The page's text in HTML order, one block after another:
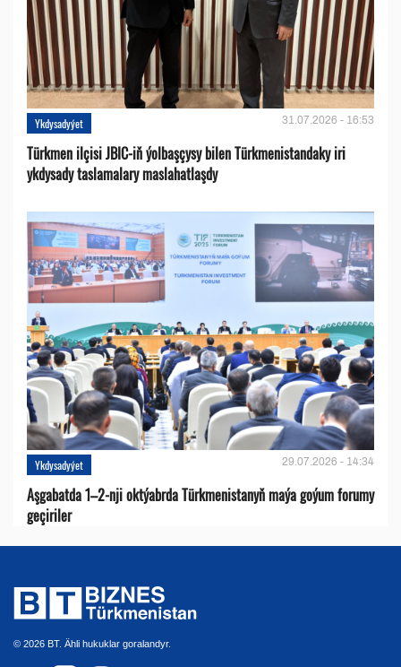
Ykdysadyýet 31.07.2026 - 16:53
Türkmen ilçisi JBIC-iň ýolbaşçysy bilen Türkmenistandaky iri
ykdysady taslamalary maslahatlaşdy
Ykdysadyýet 29.07.2026 - 14:34
Aşgabatda 1–2-nji oktýabrda Türkmenistanyň maýa goýum forumy
geçiriler
© 2026 BT. Ähli hukuklar goralandyr.